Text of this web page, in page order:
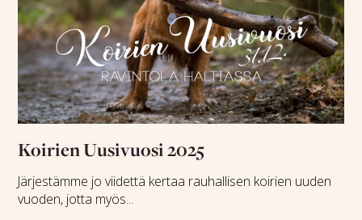
Koirien Uusivuosi 2025
Järjestämme jo viidettä kertaa rauhallisen koirien uuden
vuoden, jotta myös...